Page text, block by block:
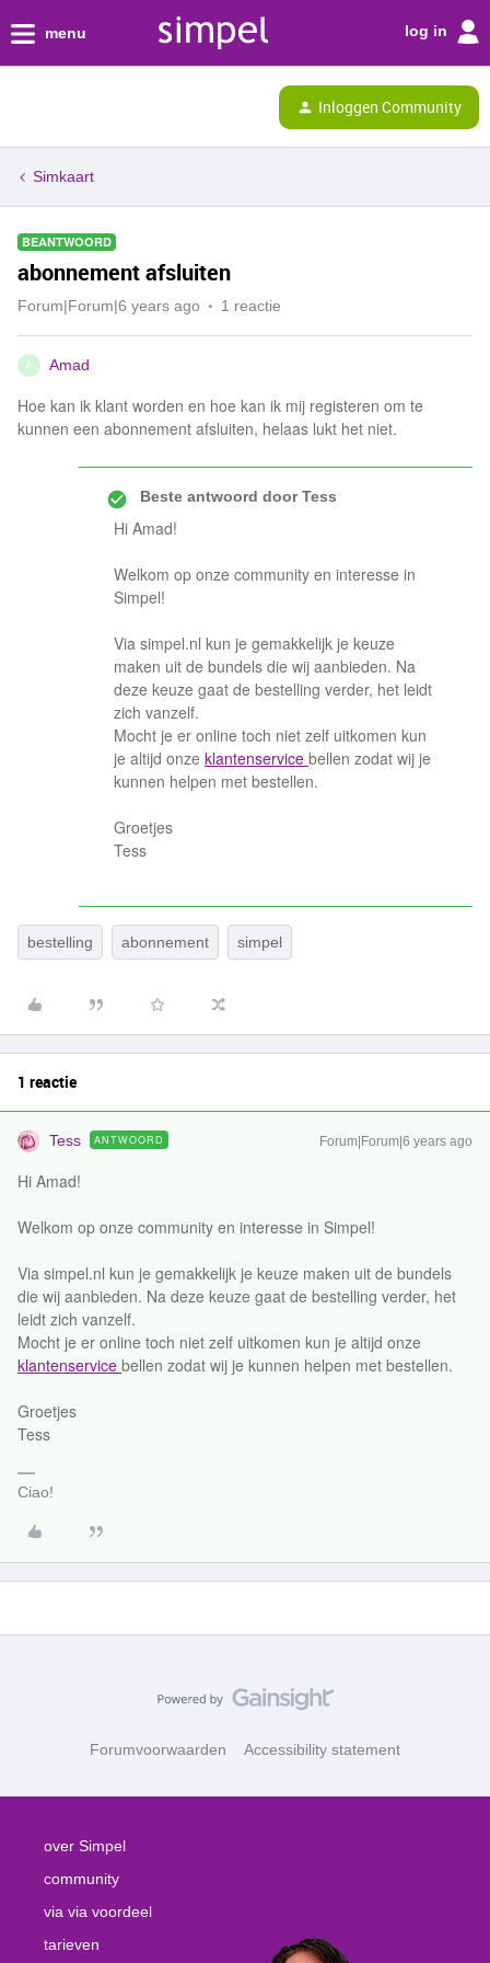
menu log in
Inloggen Community
Simkaart
BEANTWOORD
abonnement afsluiten
Forum|Forum|6 years ago 1 reactie
A Amad
Hoe kan ik klant worden en hoe kan ik mij registeren om te
kunnen een abonnement afsluiten, helaas lukt het niet.
Beste antwoord doorTess
Hi Amad!
Welkom op onze community en interesse in
Simpel!
Via simpel.nl kun je gemakkelijk je keuze
maken uit de bundels die wij aanbieden. Na
deze keuze gaat de bestelling verder, het leidt
zich vanzelf.
Mocht je er online toch niet zelf uitkomen kun
je altijd onze klantenservice bellen zodat wij je
kunnen helpen met bestellen.
Groetjes
Tess
bestelling abonnement simpel
1 reactie
Tess ANTWOORD Forum|Forum|6 years ago
Hi Amad!
Welkom op onze community en interesse in Simpel!
Via simpel.nl kun je gemakkelijk je keuze maken uit de bundels
die wij aanbieden. Na deze keuze gaat de bestelling verder, het
leidt zich vanzelf.
Mocht je er online toch niet zelf uitkomen kun je altijd onze
klantenservice bellen zodat wij je kunnen helpen met bestellen.
Groetjes
Tess
Ciao!
Forumvoorwaarden Accessibility statement
over Simpel
community
via via voordeel
tarieven